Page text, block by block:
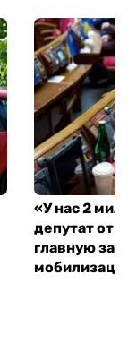
«У нас 2
депутат от
главную